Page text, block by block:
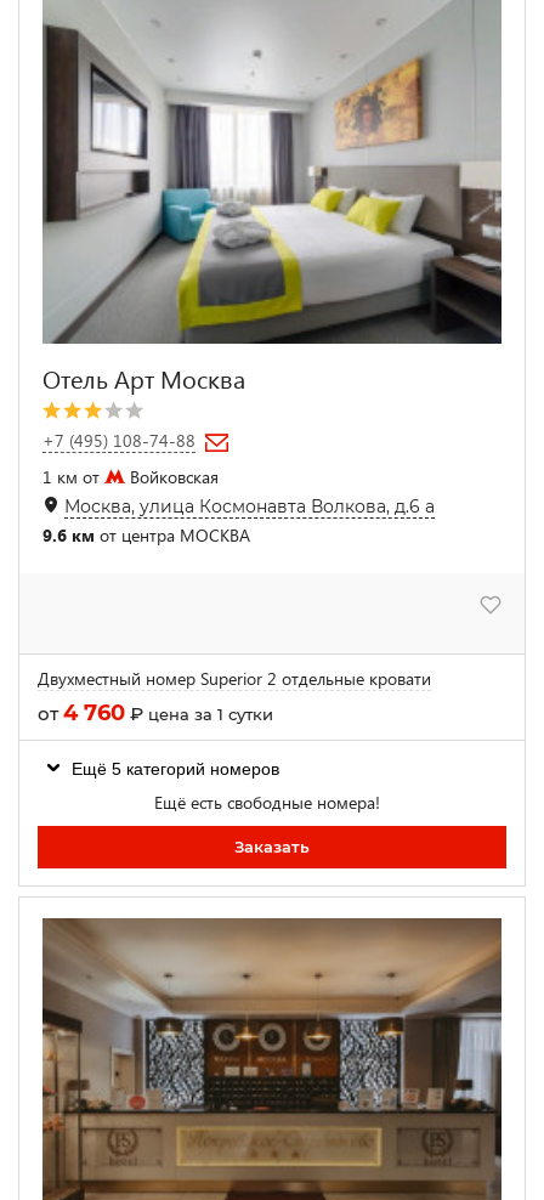
Отель Арт Москва
+7 (495) 108-74-88
1 км от
Войковская
Москва, улица Космонавта Волкова, д.6 а
9.6 км от центра МОСКВА
Двухместный номер Superior 2 отдельные кровати
от4 760 ₽ цена за 1 сутки
Ещё 5 категорий номеров
Ещё есть свободные номера!
Заказать